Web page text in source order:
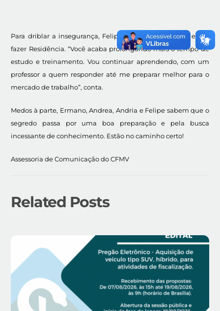
Para driblar a insegurança, Felipe aposta nos estágios e em
fazer Residência. “Você acaba prolongando mais o tempo de
estudo e treinamento. Vou continuar aprendendo, com um
professor a quem responder até me preparar melhor para o
mercado de trabalho”, conta.
Medos à parte, Ermano, Andrea, Andria e Felipe sabem que o
segredo passa por uma boa preparação e pela busca
incessante de conhecimento. Estão no caminho certo!
Assessoria de Comunicação do CFMV
Related Posts